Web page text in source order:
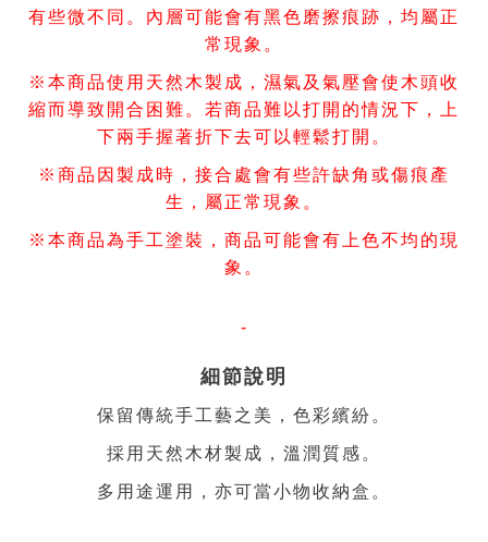
有些微不同。內層可能會有黑色磨擦痕跡，均屬正
常現象。
※ 本商品使用天然木製成，濕氣及氣壓會使木頭收
縮而導致開合困難。若商品難以打開的情況下，上
下兩手握著折下去可以輕鬆打開。
※ 商品因製成時，接合處會有些許缺角或傷痕產
生，屬正常現象。
※ 本商品為手工塗裝，商品可能會有上色不均的現
象。
-
細節說明
保留傳統手工藝之美，色彩繽紛。
採用天然木材製成，溫潤質感。
多用途運用，亦可當小物收納盒。